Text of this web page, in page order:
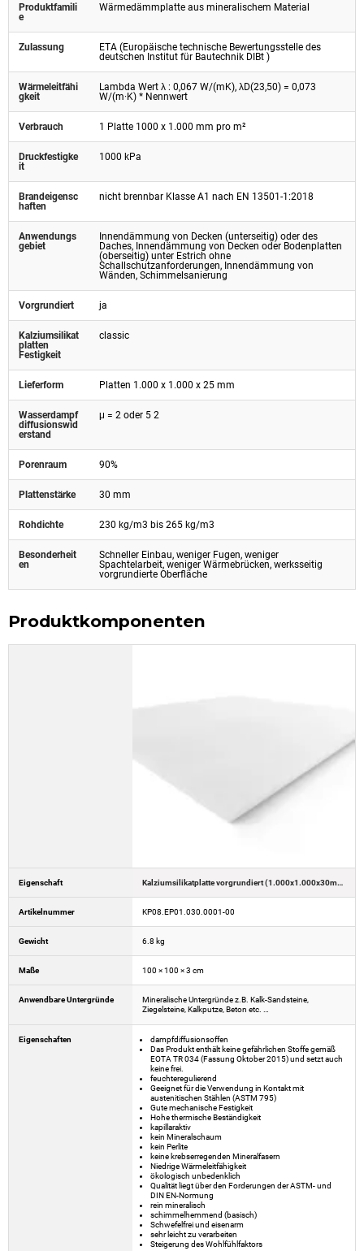
Produktfamili
e
Wärmedämmplatte aus mineralischem Material
Zulassung
ETA (Europäische technische Bewertungsstelle des
deutschen Institut für Bautechnik DIBt )
Wärmeleitfähi
gkeit
Lambda Wert λ : 0,067 W/(mK), λD(23,50) = 0,073
W/(m·K) * Nennwert
Verbrauch 1 Platte 1000 x 1.000 mm pro m²
Druckfestigke
it
1000 kPa
Brandeigensc
haften
nicht brennbar Klasse A1 nach EN 13501-1:2018
Anwendungs
gebiet
Innendämmung von Decken (unterseitig) oder des
Daches, Innendämmung von Decken oder Bodenplatten
(oberseitig) unter Estrich ohne
Schallschutzanforderungen, Innendämmung von
Wänden, Schimmelsanierung
Vorgrundiert ja
Kalziumsilikat
platten
Festigkeit
classic
Lieferform Platten 1.000 x 1.000 x 25 mm
Wasserdampf
diffusionswid
erstand
μ = 2 oder 5 2
Porenraum 90%
Plattenstärke 30 mm
Rohdichte 230 kg/m3 bis 265 kg/m3
Besonderheit
en
Schneller Einbau, weniger Fugen, weniger
Spachtelarbeit, weniger Wärmebrücken, werksseitig
vorgrundierte Oberfläche
Produktkomponenten
Eigenschaft Kalziumsilikatplatte vorgrundiert (1.000x1.000x30mm)
Artikelnummer KP08.EP01.030.0001-00
Gewicht 6.8 kg
Maße 100 × 100 × 3 cm
Anwendbare Untergründe
Mineralische Untergründe z.B. Kalk-Sandsteine,
Ziegelsteine, Kalkputze, Beton etc. …
Eigenschaften
dampfdiffusionsoffen
Das Produkt enthält keine gefährlichen Stoffe gemäß
EOTA TR 034 (Fassung Oktober 2015) und setzt auch
keine frei.
feuchteregulierend
Geeignet für die Verwendung in Kontakt mit
austenitischen Stählen (ASTM 795)
Gute mechanische Festigkeit
Hohe thermische Beständigkeit
kapillaraktiv
kein Mineralschaum
kein Perlite
keine krebserregenden Mineralfasern
Niedrige Wärmeleitfähigkeit
ökologisch unbedenklich
Qualität liegt über den Forderungen der ASTM- und
DIN EN-Normung
rein mineralisch
schimmelhemmend (basisch)
Schwefelfrei und eisenarm
sehr leicht zu verarbeiten
Steigerung des Wohlfühlfaktors